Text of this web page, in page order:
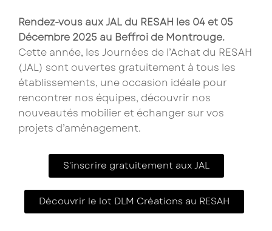
Rendez-vous aux JAL du RESAH les 04 et 05
Décembre 2025 au Beffroi de Montrouge.
Cette année, les Journées de l’Achat du RESAH
(JAL) sont ouvertes gratuitement à tous les
établissements, une occasion idéale pour
rencontrer nos équipes, découvrir nos
nouveautés mobilier et échanger sur vos
projets d’aménagement.
S'inscrire gratuitement aux JAL
Découvrir le lot DLM Créations au RESAH